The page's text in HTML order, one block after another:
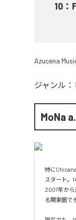
10 ：
Azucena
ジャンル：
MoNa
特に
スタート。
2007年から
る関東圏で